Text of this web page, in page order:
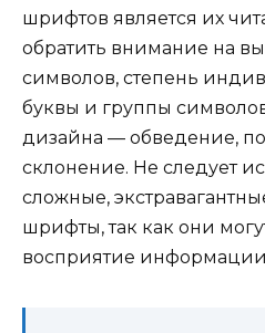
шрифтов является их
обратить внимание на
символов, степень
буквы и группы
дизайна — обведение,
склонение. Не следует
сложные,
шрифты, так как они
восприятие